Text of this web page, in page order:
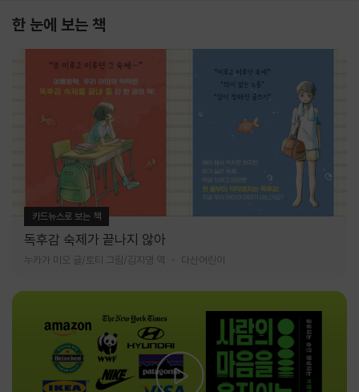
한 눈에 보는 책
카드뉴스로 보는 책
독후감 숙제가 끝나지 않아
누카가 미오 글/토티 그림/김지영 역 다산어린이